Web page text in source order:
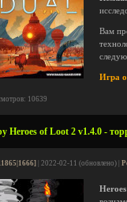
Вам
Игра
10639
Heroes of Loot 2 v1.4.0 -
| 2022-02-11 (обновлено) |